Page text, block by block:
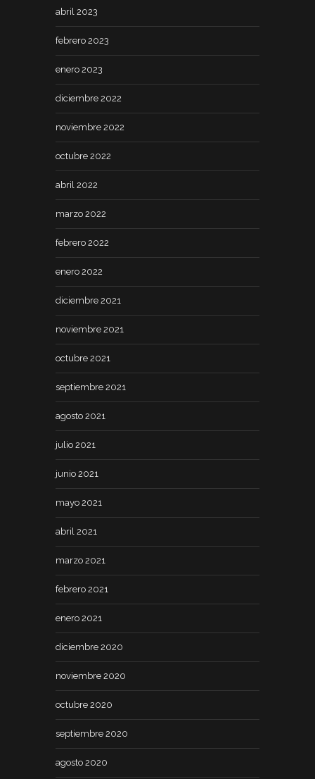
abril 2023
febrero 2023
enero 2023
diciembre 2022
noviembre 2022
octubre 2022
abril 2022
marzo 2022
febrero 2022
enero 2022
diciembre 2021
noviembre 2021
octubre 2021
septiembre 2021
agosto 2021
julio 2021
junio 2021
mayo 2021
abril 2021
marzo 2021
febrero 2021
enero 2021
diciembre 2020
noviembre 2020
octubre 2020
septiembre 2020
agosto 2020